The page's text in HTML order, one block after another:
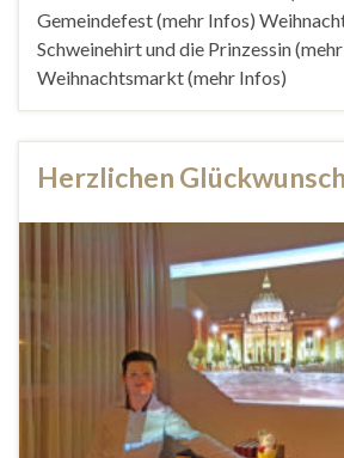
Gemeindefest (mehr Infos)
Schweinehirt und die Prinzessin
Weihnachtsmarkt (mehr Infos)
Herzlichen Glückwunsch